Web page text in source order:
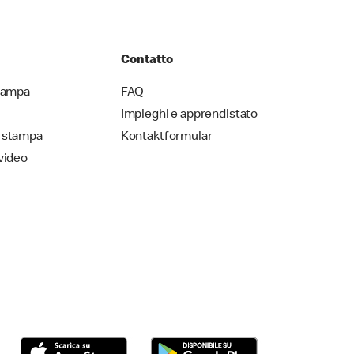
Contatto
FAQ
Impieghi e apprendistato
Kontaktformular